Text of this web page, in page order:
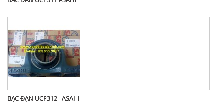
BẠC ĐẠN UCP312 - ASAHI